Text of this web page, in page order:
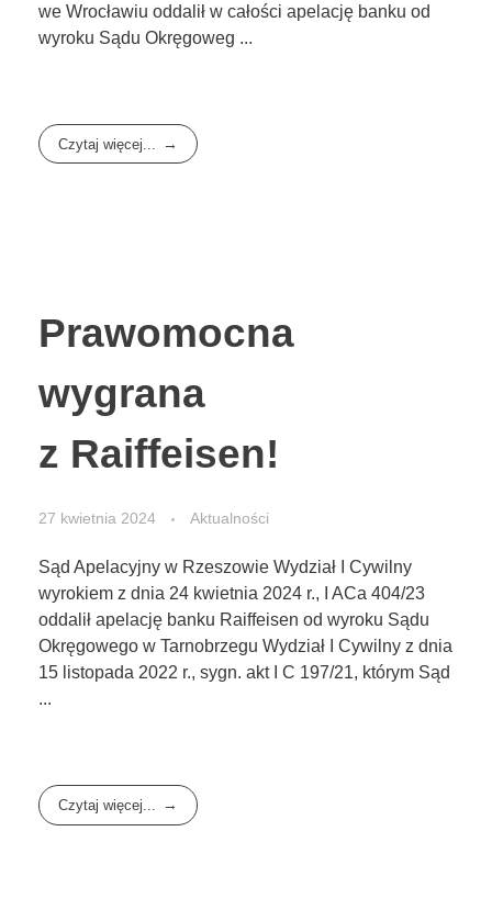
we Wrocławiu oddalił w całości apelację banku od
wyroku Sądu Okręgoweg ...
Czytaj więcej...
Prawomocna
wygrana
z Raiffeisen!
27 kwietnia 2024 Aktualności
Sąd Apelacyjny w Rzeszowie Wydział I Cywilny
wyrokiem z dnia 24 kwietnia 2024 r., I ACa 404/23
oddalił apelację banku Raiffeisen od wyroku Sądu
Okręgowego w Tarnobrzegu Wydział I Cywilny z dnia
15 listopada 2022 r., sygn. akt I C 197/21, którym Sąd
...
Czytaj więcej...